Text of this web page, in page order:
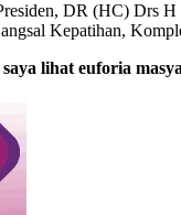
DR (HC) Drs H
Kepatihan,
lihat euforia